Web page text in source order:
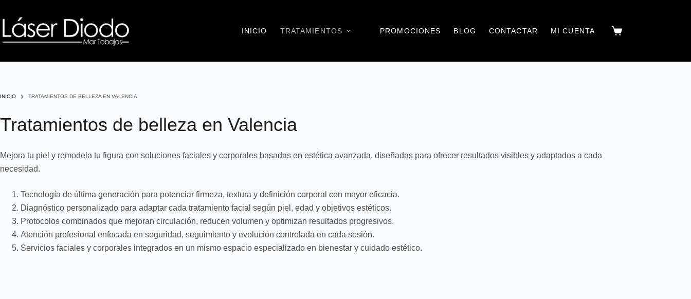
INICIO TRATAMIENTOS PROMOCIONES BLOG CONTACTAR MI CUENTA
INICIO TRATAMIENTOS DE BELLEZA EN VALENCIA
Tratamientos de belleza en Valencia
Mejora tu piel y remodela tu figura con soluciones faciales y corporales basadas en estética avanzada, diseñadas para ofrecer resultados visibles y adaptados a cada
necesidad.
Tecnología de última generación para potenciar firmeza, textura y definición corporal con mayor eficacia.
Diagnóstico personalizado para adaptar cada tratamiento facial según piel, edad y objetivos estéticos.
Protocolos combinados que mejoran circulación, reducen volumen y optimizan resultados progresivos.
Atención profesional enfocada en seguridad, seguimiento y evolución controlada en cada sesión.
Servicios faciales y corporales integrados en un mismo espacio especializado en bienestar y cuidado estético.